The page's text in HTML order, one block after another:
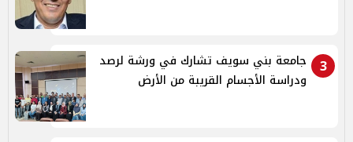
3
جامعة بني سويف تشارك في ورشة لرصد
ودراسة الأجسام القريبة من الأرض